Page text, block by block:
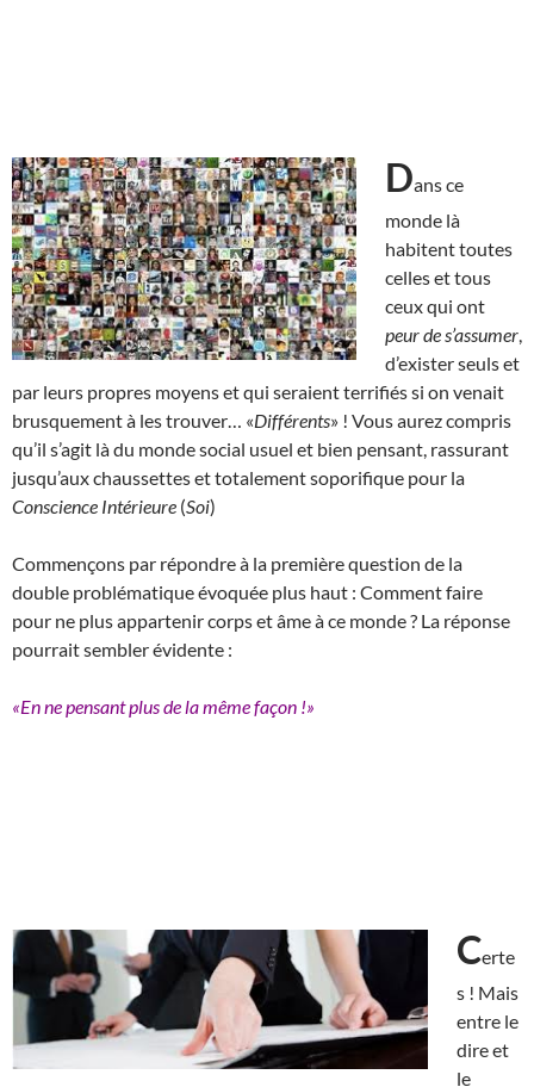
Dans ce
monde là
habitent toutes
celles et tous
ceux qui ont
peur de s’assumer
d’exister seuls et
par leurs propres moyens et qui seraient terrifiés si on venait
brusquement à les trouver… «Différents» ! Vous aurez compris
qu’il s’agit là du monde social usuel et bien pensant, rassurant
jusqu’aux chaussettes et totalement soporifique pour la
Conscience Intérieure (Soi)
Commençons par répondre à la première question de la
double problématique évoquée plus haut : Comment faire
pour ne plus appartenir corps et âme à ce monde ? La réponse
pourrait sembler évidente :
«En ne pensant plus de la même façon !»
Certe
s ! Mais
entre le
dire et
le